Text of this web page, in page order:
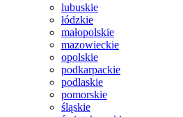
lubuskie
łódzkie
małopolskie
mazowieckie
opolskie
podkarpackie
podlaskie
pomorskie
śląskie